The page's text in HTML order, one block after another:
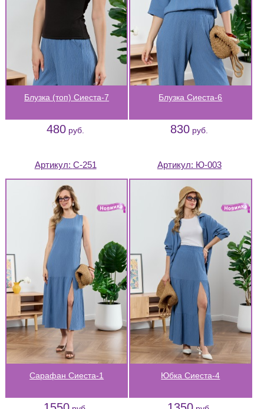
Блузка (топ) Сиеста-7
480 руб.
Блузка Сиеста-6
830 руб.
Артикул: С-251
Сарафан Сиеста-1
Артикул: Ю-003
Юбка Сиеста-4